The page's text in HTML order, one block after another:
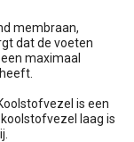
membraan,
dat de voeten
maximaal
is een
laag is